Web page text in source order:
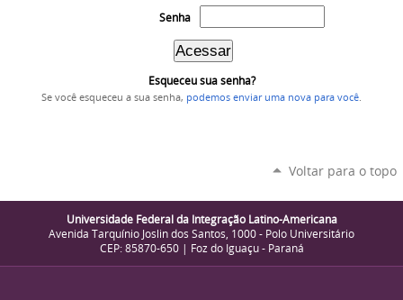
Senha
Esqueceu sua senha?
Se você esqueceu a sua senha, podemos enviar uma nova para você.
Voltar para o topo
Universidade Federal da Integração Latino-Americana
Avenida Tarquínio Joslin dos Santos, 1000 - Polo Universitário
CEP: 85870-650 | Foz do Iguaçu - Paraná